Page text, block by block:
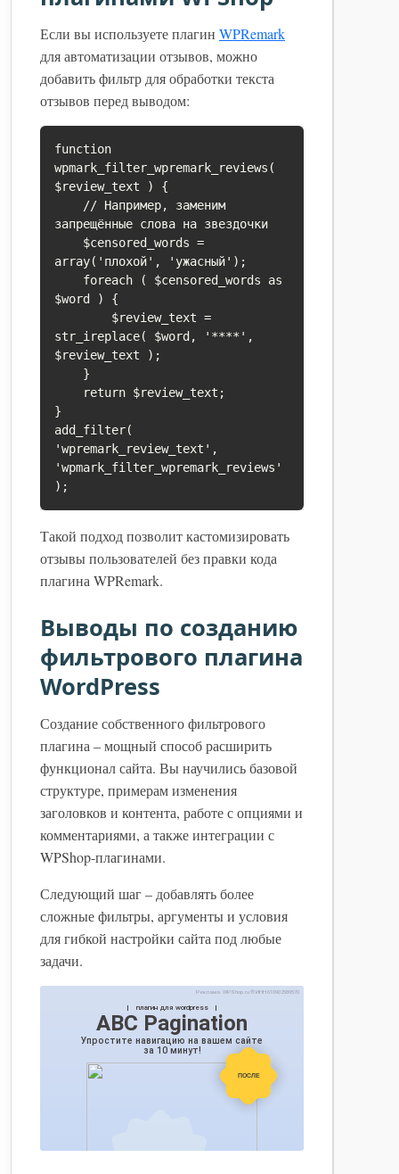
Если вы используете плагин WPRemark
для автоматизации отзывов, можно
добавить фильтр для обработки текста
отзывов перед выводом:
function
wpmark_filter_wpremark_reviews(
$review_text ) {
запрещённые слова на звездочки
array('плохой', 'ужасный');
$word ) {
str_ireplace( $word, '****',
$review_text );
}
add_filter(
'wpremark_review_text',
'wpmark_filter_wpremark_reviews'
Такой подход позволит кастомизировать
отзывы пользователей без правки кода
плагина WPRemark.
Выводы по созданию
фильтрового плагина
WordPress
Создание собственного фильтрового
плагина – мощный способ расширить
функционал сайта. Вы научились базовой
структуре, примерам изменения
заголовков и контента, работе с опциями и
комментариями, а также интеграции с
WPShop-плагинами.
Следующий шаг – добавлять более
сложные фильтры, аргументы и условия
для гибкой настройки сайта под любые
задачи.